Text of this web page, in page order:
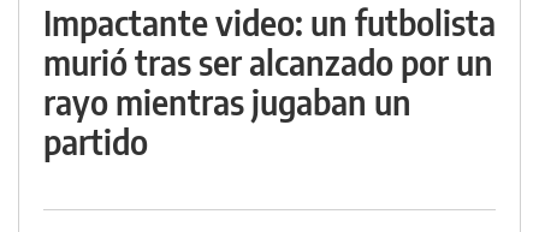
Impactante video: un futbolista
murió tras ser alcanzado por un
rayo mientras jugaban un
partido